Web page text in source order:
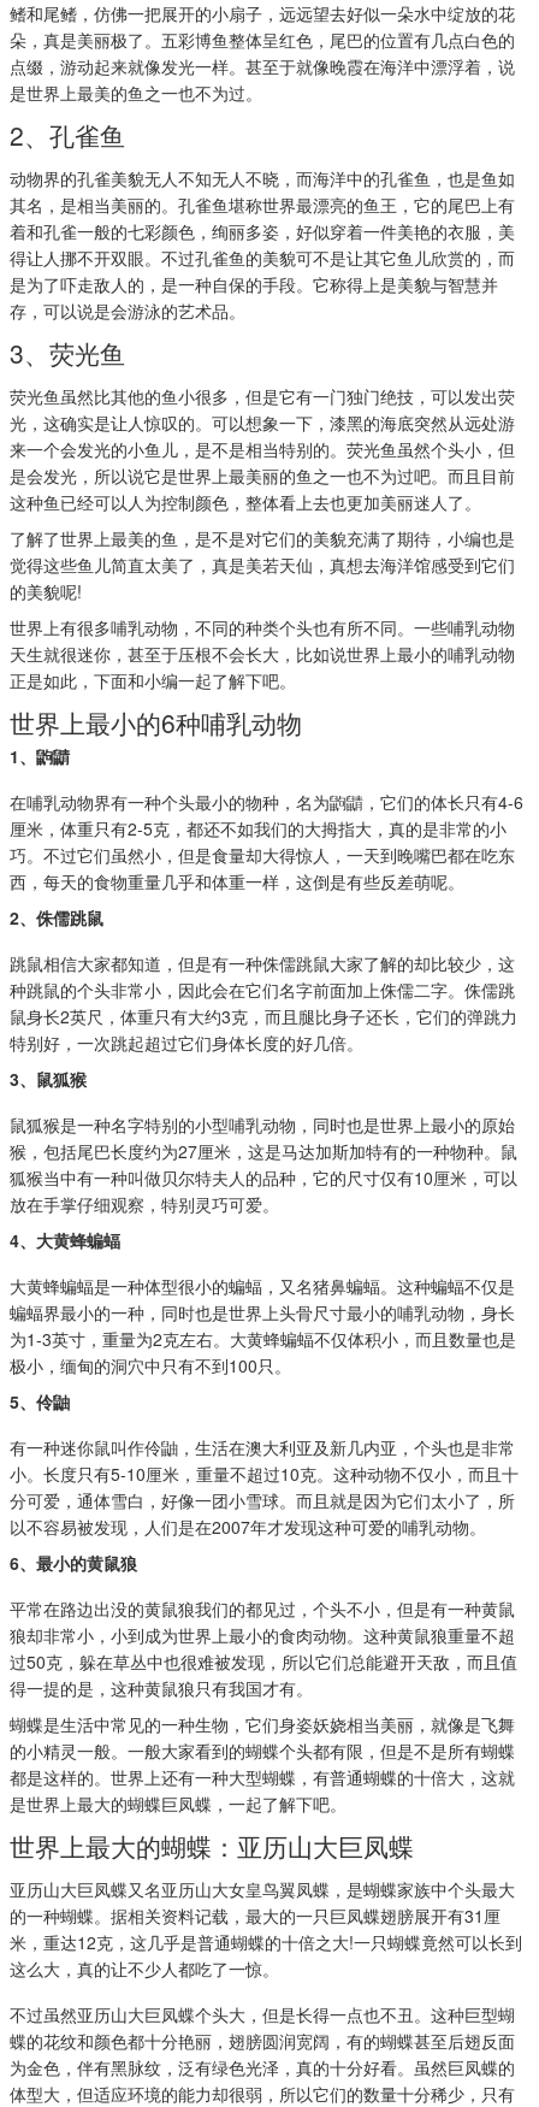
鳍和尾鳍，仿佛一把展开的小扇子，远远望去好似一朵水中绽放的花
朵，真是美丽极了。五彩博鱼整体呈红色，尾巴的位置有几点白色的
点缀，游动起来就像发光一样。甚至于就像晚霞在海洋中漂浮着，说
是世界上最美的鱼之一也不为过。
2、孔雀鱼
动物界的孔雀美貌无人不知无人不晓，而海洋中的孔雀鱼，也是鱼如
其名，是相当美丽的。孔雀鱼堪称世界最漂亮的鱼王，它的尾巴上有
着和孔雀一般的七彩颜色，绚丽多姿，好似穿着一件美艳的衣服，美
得让人挪不开双眼。不过孔雀鱼的美貌可不是让其它鱼儿欣赏的，而
是为了吓走敌人的，是一种自保的手段。它称得上是美貌与智慧并
存，可以说是会游泳的艺术品。
3、荧光鱼
荧光鱼虽然比其他的鱼小很多，但是它有一门独门绝技，可以发出荧
光，这确实是让人惊叹的。可以想象一下，漆黑的海底突然从远处游
来一个会发光的小鱼儿，是不是相当特别的。荧光鱼虽然个头小，但
是会发光，所以说它是世界上最美丽的鱼之一也不为过吧。而且目前
这种鱼已经可以人为控制颜色，整体看上去也更加美丽迷人了。
了解了世界上最美的鱼，是不是对它们的美貌充满了期待，小编也是
觉得这些鱼儿简直太美了，真是美若天仙，真想去海洋馆感受到它们
的美貌呢!
世界上有很多哺乳动物，不同的种类个头也有所不同。一些哺乳动物
天生就很迷你，甚至于压根不会长大，比如说世界上最小的哺乳动物
正是如此，下面和小编一起了解下吧。
世界上最小的6种哺乳动物
1、鼩鼱
在哺乳动物界有一种个头最小的物种，名为鼩鼱，它们的体长只有4-6
厘米，体重只有2-5克，都还不如我们的大拇指大，真的是非常的小
巧。不过它们虽然小，但是食量却大得惊人，一天到晚嘴巴都在吃东
西，每天的食物重量几乎和体重一样，这倒是有些反差萌呢。
2、侏儒跳鼠
跳鼠相信大家都知道，但是有一种侏儒跳鼠大家了解的却比较少，这
种跳鼠的个头非常小，因此会在它们名字前面加上侏儒二字。侏儒跳
鼠身长2英尺，体重只有大约3克，而且腿比身子还长，它们的弹跳力
特别好，一次跳起超过它们身体长度的好几倍。
3、鼠狐猴
鼠狐猴是一种名字特别的小型哺乳动物，同时也是世界上最小的原始
猴，包括尾巴长度约为27厘米，这是马达加斯加特有的一种物种。鼠
狐猴当中有一种叫做贝尔特夫人的品种，它的尺寸仅有10厘米，可以
放在手掌仔细观察，特别灵巧可爱。
4、大黄蜂蝙蝠
大黄蜂蝙蝠是一种体型很小的蝙蝠，又名猪鼻蝙蝠。这种蝙蝠不仅是
蝙蝠界最小的一种，同时也是世界上头骨尺寸最小的哺乳动物，身长
为1-3英寸，重量为2克左右。大黄蜂蝙蝠不仅体积小，而且数量也是
极小，缅甸的洞穴中只有不到100只。
5、伶鼬
有一种迷你鼠叫作伶鼬，生活在澳大利亚及新几内亚，个头也是非常
小。长度只有5-10厘米，重量不超过10克。这种动物不仅小，而且十
分可爱，通体雪白，好像一团小雪球。而且就是因为它们太小了，所
以不容易被发现，人们是在2007年才发现这种可爱的哺乳动物。
6、最小的黄鼠狼
平常在路边出没的黄鼠狼我们的都见过，个头不小，但是有一种黄鼠
狼却非常小，小到成为世界上最小的食肉动物。这种黄鼠狼重量不超
过50克，躲在草丛中也很难被发现，所以它们总能避开天敌，而且值
得一提的是，这种黄鼠狼只有我国才有。
蝴蝶是生活中常见的一种生物，它们身姿妖娆相当美丽，就像是飞舞
的小精灵一般。一般大家看到的蝴蝶个头都有限，但是不是所有蝴蝶
都是这样的。世界上还有一种大型蝴蝶，有普通蝴蝶的十倍大，这就
是世界上最大的蝴蝶巨凤蝶，一起了解下吧。
世界上最大的蝴蝶：亚历山大巨凤蝶
亚历山大巨凤蝶又名亚历山大女皇鸟翼凤蝶，是蝴蝶家族中个头最大
的一种蝴蝶。据相关资料记载，最大的一只巨凤蝶翅膀展开有31厘
米，重达12克，这几乎是普通蝴蝶的十倍之大!一只蝴蝶竟然可以长到
这么大，真的让不少人都吃了一惊。
不过虽然亚历山大巨凤蝶个头大，但是长得一点也不丑。这种巨型蝴
蝶的花纹和颜色都十分艳丽，翅膀圆润宽阔，有的蝴蝶甚至后翅反面
为金色，伴有黑脉纹，泛有绿色光泽，真的十分好看。虽然巨凤蝶的
体型大，但适应环境的能力却很弱，所以它们的数量十分稀少，只有